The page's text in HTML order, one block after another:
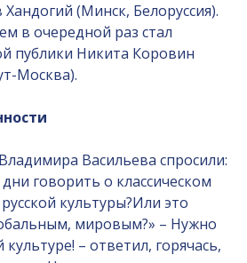
(Минск, Белоруссия).
в очередной раз стал
публики Никита Коровин
Москва).
Васильева спросили:
говорить о классическом
культуры?Или это
мировым?» – Нужно
– ответил, горячась,